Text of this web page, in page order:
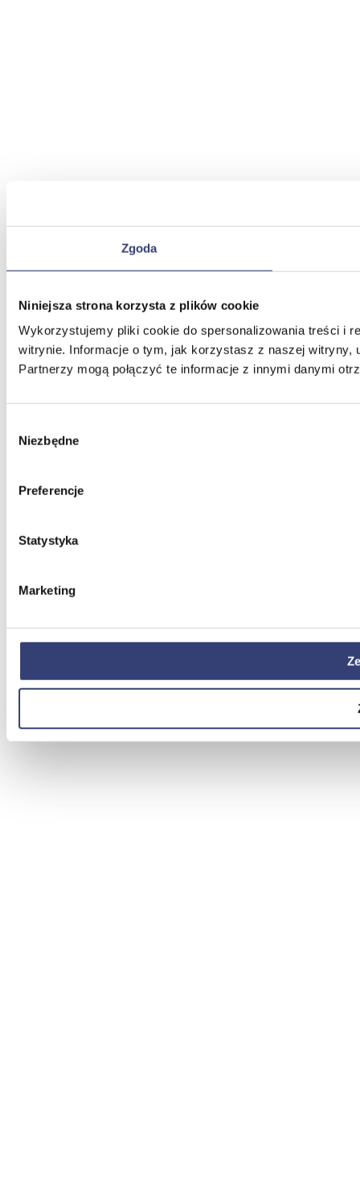
Zgoda
Niniejsza strona korzysta z plików cookie
Wykorzystujemy pliki cookie do spersonalizowania treści i
witrynie. Informacje o tym, jak korzystasz z naszej witryny,
Partnerzy mogą połączyć te informacje z innymi danymi
zgody
Niezbędne
Preferencje
Statystyka
Marketing